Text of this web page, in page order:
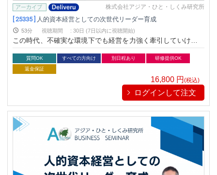
株式会社アジア・ひと・しくみ研究所
[ 25335 ] 人的資本経営としての次世代リーダー育成
53分 視聴期間 : 30日 (7日以内に視聴開始)
この時代、不確実な環境下でも経営を力強く牽引していける次
世代リーダー人材の育成が不可欠です。だからこそ、企業・組
織は「誰に」「どんな投資を行うか」を決めて意思決定が求め
られています。この講座では、組織を力強くリードする人材を
質問OK すべての方向け 別日程あり
研修提供OK
返金保証
16,800 円 (税込)
ログインして注文